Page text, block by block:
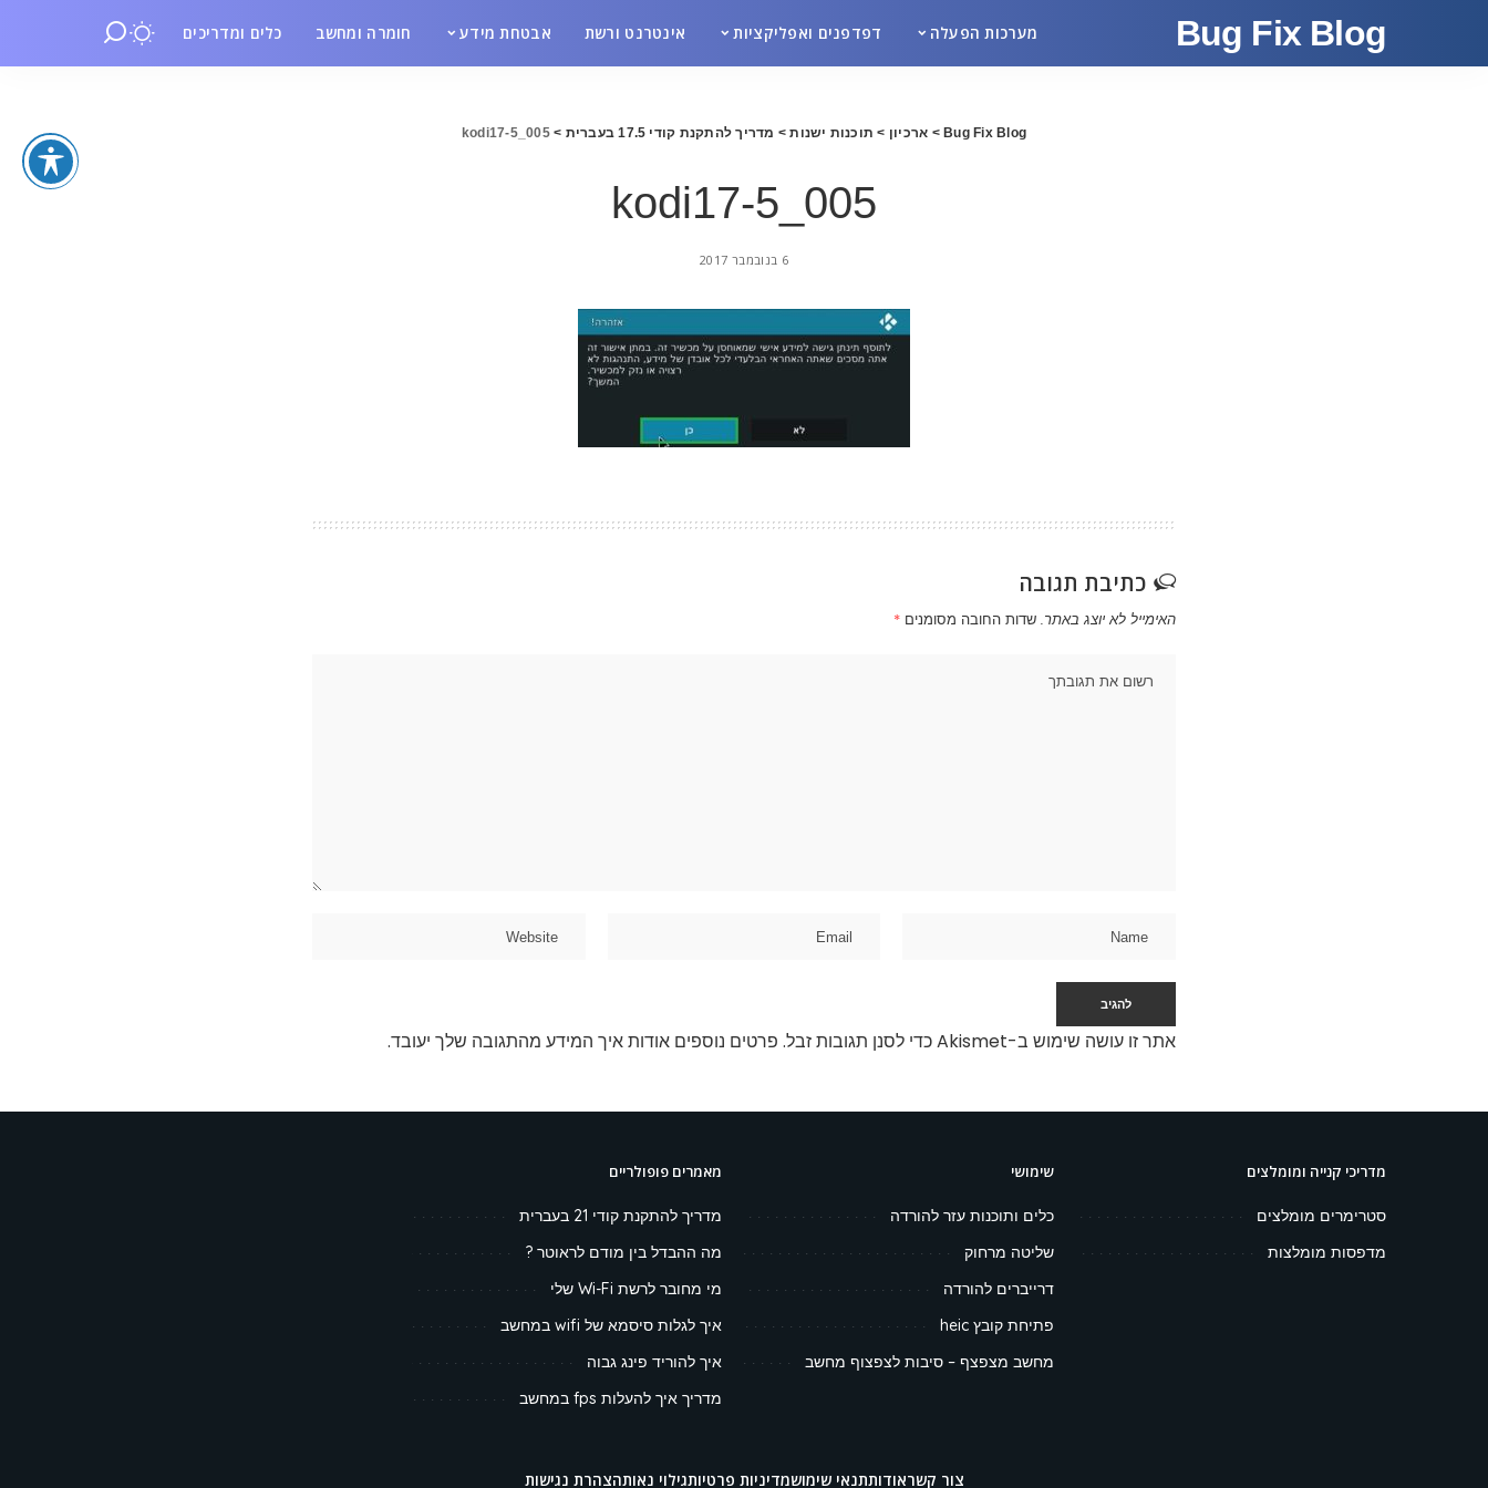
Bug Fix Blog מערכות הפעלה דפדפנים ואפליקציות אינטרנט ורשת אבטחת מידע חומרה ומחשב כלים ומדריכים
Bug Fix Blog
> ארכיון > תוכנות ישנות> מדריך להתקנת קודי 17.5 בעברית >
kodi17-5_005
kodi17-5_005
6 בנובמבר 2017
כתיבת תגובה
האימייל לא יוצג באתר. שדות החובה מסומנים *
אתר זו עושה שימוש ב-Akismet כדי לסנן תגובות זבל. פרטים נוספים אודות איך המידע מהתגובה שלך יעובד.
מדריכי קנייה ומומלצים
סטרימרים מומלצים
מדפסות מומלצות
שימושי
כלים ותוכנות עזר להורדה
שליטה מרחוק
דרייברים להורדה
פתיחת קובץ heic
מחשב מצפצף – סיבות לצפצוף מחשב
מאמרים פופולריים
מדריך להתקנת קודי 21 בעברית
מה ההבדל בין מודם לראוטר ?
מי מחובר לרשת Wi-Fi שלי
איך לגלות סיסמא של wifi במחשב
איך להוריד פינג גבוה
מדריך איך להעלות fps במחשב
צור קשראודותתנאי שימושמדיניות פרטיותגילוי נאותהצהרת נגישות